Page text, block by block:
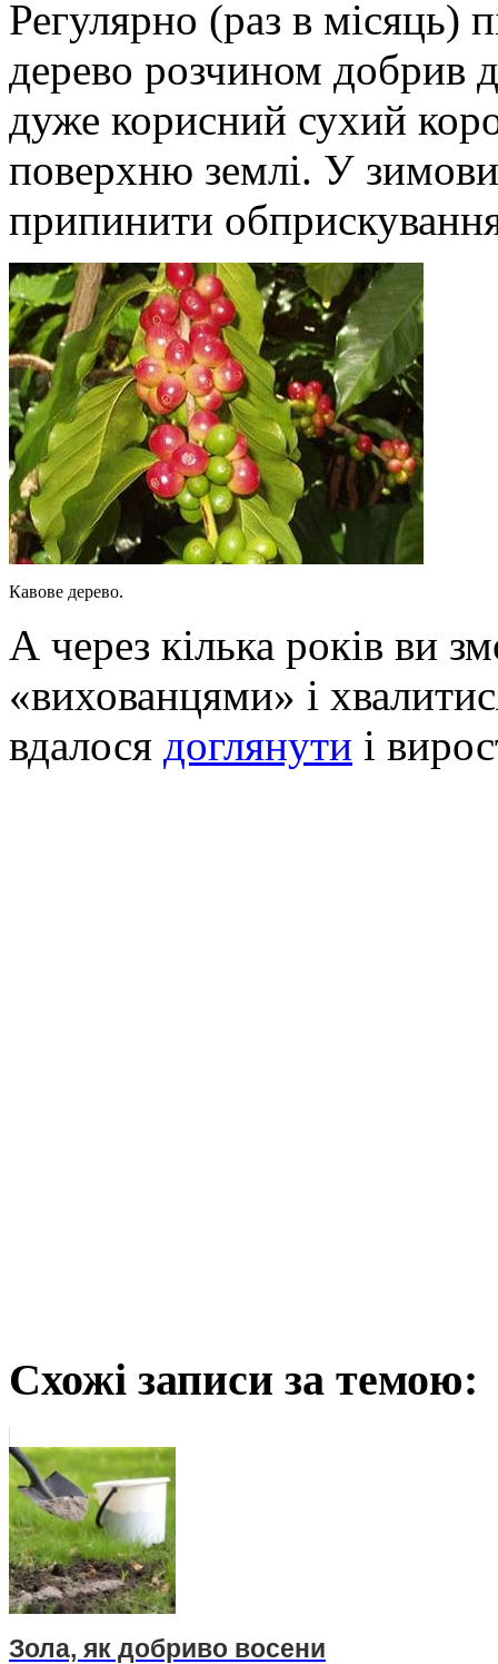
Регулярно (раз в місяць)
дерево розчином добрив
дуже корисний сухий
поверхню землі. У
припинити
Кавове дерево.
А через кілька років ви
«вихованцями» і
вдалося доглянути і
Схожі записи за темою:
Зола, як добриво восени